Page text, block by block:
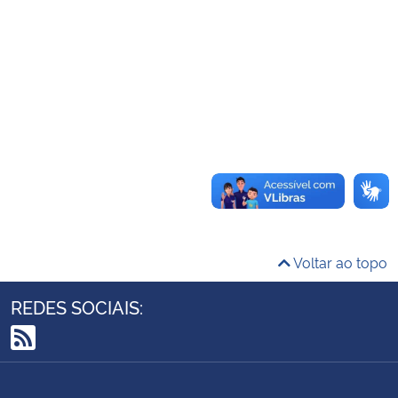
Controladoria-Geral da União
Voltar ao topo
REDES SOCIAIS:
RSS